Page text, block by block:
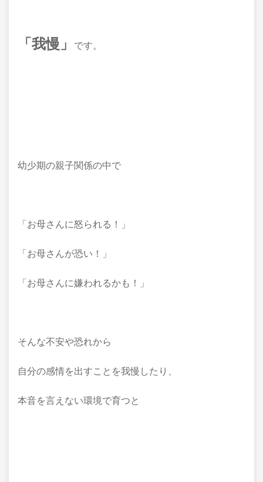
「我慢」 です。
幼少期の親子関係の中で
「お母さんに怒られる！」
「お母さんが恐い！」
「お母さんに嫌われるかも！」
そんな不安や恐れから
自分の感情を出すことを我慢したり、
本音を言えない環境で育つと